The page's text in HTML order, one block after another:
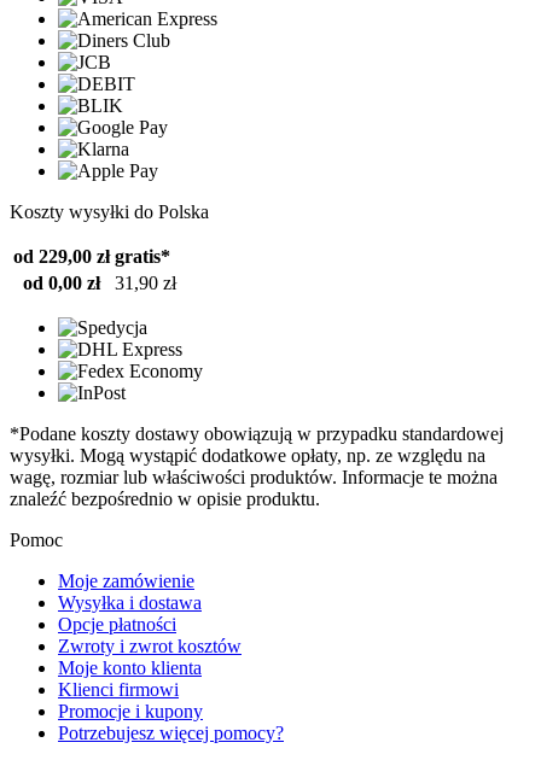
Koszty wysyłki do Polska
od 229,00 zł gratis*
od 0,00 zł
31,90 zł
*Podane koszty dostawy obowiązują w przypadku standardowej
wysyłki. Mogą wystąpić dodatkowe opłaty, np. ze względu na
wagę, rozmiar lub właściwości produktów. Informacje te można
znaleźć bezpośrednio w opisie produktu.
Pomoc
Moje zamówienie
Wysyłka i dostawa
Opcje płatności
Zwroty i zwrot kosztów
Moje konto klienta
Klienci firmowi
Promocje i kupony
Potrzebujesz więcej pomocy?